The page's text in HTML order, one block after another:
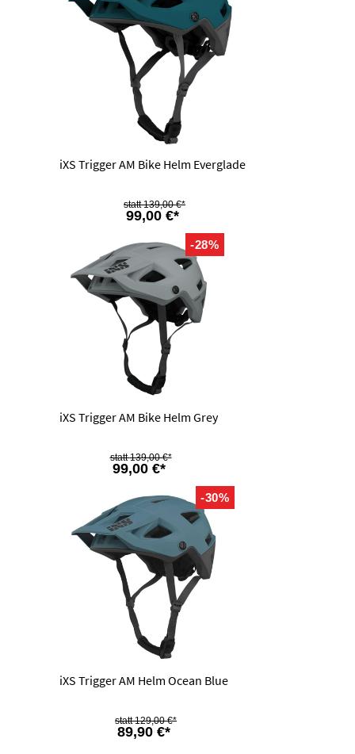
iXS Trigger AM Bike Helm Everglade
99,00 €*
139,00 €*
-28%
iXS Trigger AM Bike Helm Grey
99,00 €*
139,00 €*
-30%
iXS Trigger AM Helm Ocean Blue
89,90 €*
129,00 €*